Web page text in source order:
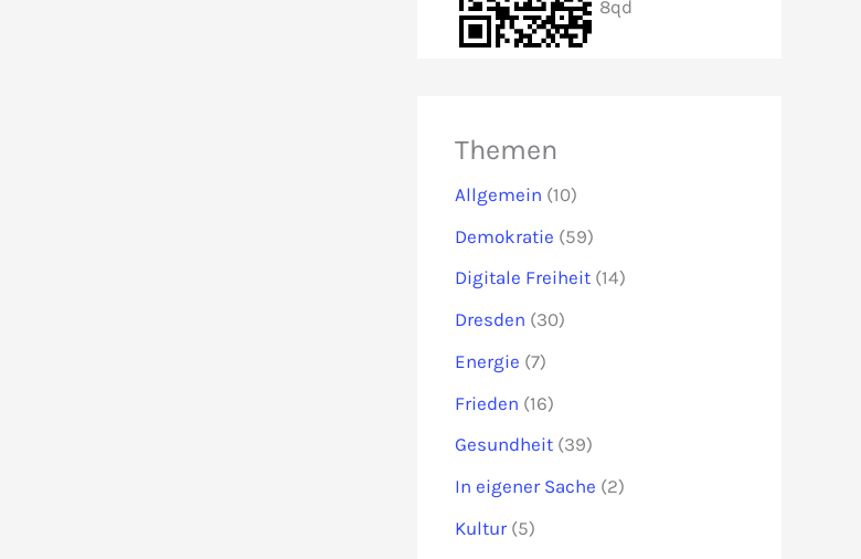
8qd
Themen
Allgemein (10)
Demokratie (59)
Digitale Freiheit (14)
Dresden (30)
Energie (7)
Frieden (16)
Gesundheit (39)
In eigener Sache (2)
Kultur (5)